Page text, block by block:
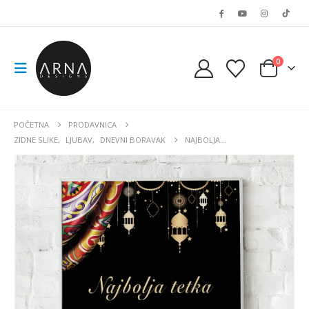
0
POČETNA
PRODAVNICA
ZIDNE SLIKE, LJUBAV, DNEVNI BORAVAK NAJBOLJA…